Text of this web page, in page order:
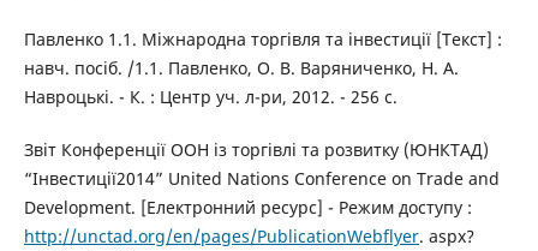
Павленко 1.1. Міжнародна торгівля та інвестиції [Текст] :
навч. посіб. /1.1. Павленко, О. В. Варяниченко, Н. А.
Навроцькі. - К. : Центр уч. л-ри, 2012. - 256 с.
Звіт Конференції ООН із торгівлі та розвитку (ЮНКТАД)
“Інвестиції2014” United Nations Conference on Trade and
Development. [Електронний ресурс] - Режим доступу :
http://unctad.org/en/pages/PublicationWebflyer. aspx?